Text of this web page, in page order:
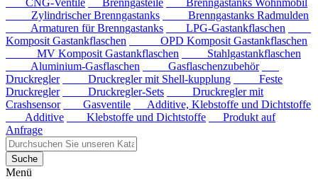
CNG-Ventile
Brenngasteile
Brenngastanks Wohnmobil
Zylindrischer Brenngastanks
Brenngastanks Radmulden
Armaturen für Brenngastanks
LPG-Gastankflaschen
Komposit Gastankflaschen
OPD Komposit Gastankflaschen
MV Komposit Gastankflaschen
Stahlgastankflaschen
Aluminium-Gasflaschen
Gasflaschenzubehör
Druckregler
Druckregler mit Shell-kupplung
Feste
Druckregler
Druckregler-Sets
Druckregler mit
Crashsensor
Gasventile
Additive, Klebstoffe und Dichtstoffe
Additive
Klebstoffe und Dichtstoffe
Produkt auf
Anfrage
Suche
Menü